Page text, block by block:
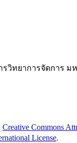
รวิทยาการจัดการ
Creative Commons
License.